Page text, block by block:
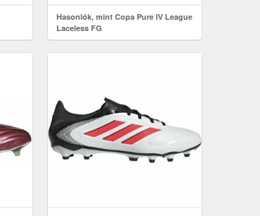
Hasonlók, mint Copa Pure IV League
Laceless FG